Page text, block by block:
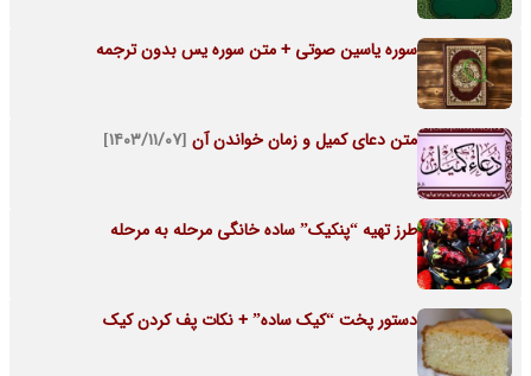
سوره یاسین صوتی + متن سوره یس بدون ترجمه
متن دعای کمیل و زمان خواندن آن [۱۴۰۳/۱۱/۰۷]
طرز تهیه “پنکیک” ساده خانگی مرحله به مرحله
دستور پخت “کیک ساده” + نکات پف کردن کیک